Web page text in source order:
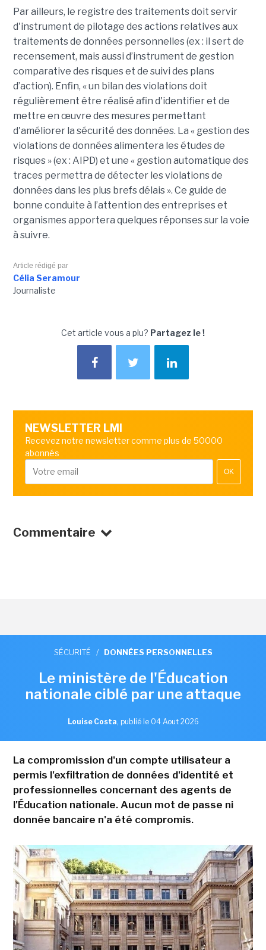
Par ailleurs, le registre des traitements doit servir
d'instrument de pilotage des actions relatives aux
traitements de données personnelles (ex : il sert de
recensement, mais aussi d’instrument de gestion
comparative des risques et de suivi des plans
d’action). Enfin, « un bilan des violations doit
régulièrement être réalisé afin d'identifier et de
mettre en œuvre des mesures permettant
d'améliorer la sécurité des données. La « gestion des
violations de données alimentera les études de
risques » (ex : AIPD) et une « gestion automatique des
traces permettra de détecter les violations de
données dans les plus brefs délais ». Ce guide de
bonne conduite à l’attention des entreprises et
organismes apportera quelques réponses sur la voie
à suivre.
Article rédigé par
Célia Seramour
Journaliste
Cet article vous a plu? Partagez le !
NEWSLETTER LMI
Recevez notre newsletter comme plus de 50000
abonnés
OK
Commentaire
SÉCURITÉ / DONNÉES PERSONNELLES
Le ministère de l'Éducation
nationale ciblé par une attaque
Louise Costa, publié le 04 Aout 2026
La compromission d'un compte utilisateur a
permis l'exfiltration de données d'identité et
professionnelles concernant des agents de
l'Éducation nationale. Aucun mot de passe ni
donnée bancaire n'a été compromis.